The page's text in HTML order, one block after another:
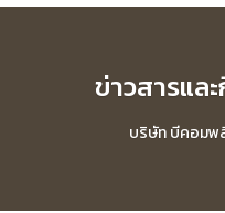
ข่าวสารแล
บริษัท บีคอมพ